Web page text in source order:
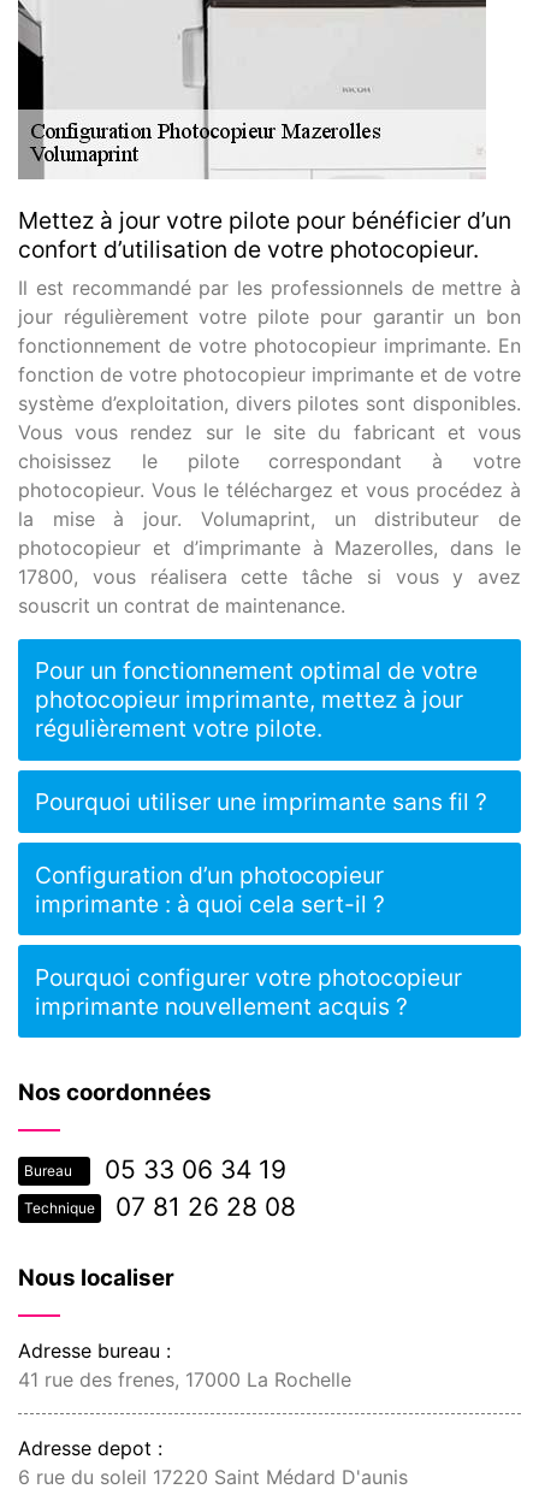
Nos coordonnées
Bureau 05 33 06 34 19
Technique 07 81 26 28 08
Nous localiser
Adresse bureau :
41 rue des frenes, 17000 La Rochelle
Adresse depot :
6 rue du soleil 17220 Saint Médard D'aunis
Mettez à jour votre pilote pour bénéficier d’un
confort d’utilisation de votre photocopieur.
Il est recommandé par les professionnels de mettre à
jour régulièrement votre pilote pour garantir un bon
fonctionnement de votre photocopieur imprimante. En
fonction de votre photocopieur imprimante et de votre
système d’exploitation, divers pilotes sont disponibles.
Vous vous rendez sur le site du fabricant et vous
choisissez le pilote correspondant à votre
photocopieur. Vous le téléchargez et vous procédez à
la mise à jour. Volumaprint, un distributeur de
photocopieur et d’imprimante à Mazerolles, dans le
17800, vous réalisera cette tâche si vous y avez
souscrit un contrat de maintenance.
Pour un fonctionnement optimal de votre
photocopieur imprimante, mettez à jour
régulièrement votre pilote.
Pourquoi utiliser une imprimante sans fil ?
Configuration d’un photocopieur
imprimante : à quoi cela sert-il ?
Pourquoi configurer votre photocopieur
imprimante nouvellement acquis ?